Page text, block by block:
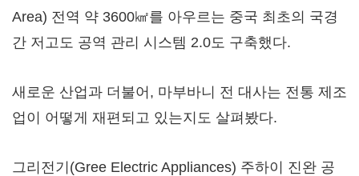
Area) 전역 약 3600㎢를 아우르는 중국 최초의 국경
간 저고도 공역 관리 시스템 2.0도 구축했다.
새로운 산업과 더불어, 마부바니 전 대사는 전통 제조
업이 어떻게 재편되고 있는지도 살펴봤다.
그리전기(Gree Electric Appliances) 주하이 진완 공